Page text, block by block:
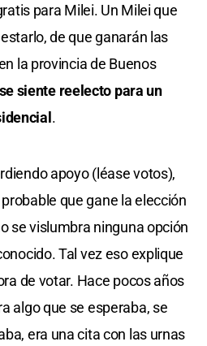
para Milei. Un Milei que
de que ganarán las
la provincia de Buenos
siente reelecto para un
.
apoyo (léase votos),
que gane la elección
se vislumbra ninguna opción
Tal vez eso explique
de votar. Hace pocos años
algo que se esperaba, se
era una cita con las urnas